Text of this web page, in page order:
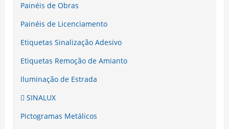
Painéis de Obras
Painéis de Licenciamento
Etiquetas Sinalização Adesivo
Etiquetas Remoção de Amianto
Iluminação de Estrada
SINALUX
Pictogramas Metálicos